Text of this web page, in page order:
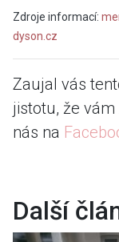
Zdroje informací:
dyson.cz
Zaujal vás
jistotu, že
nás na
Další